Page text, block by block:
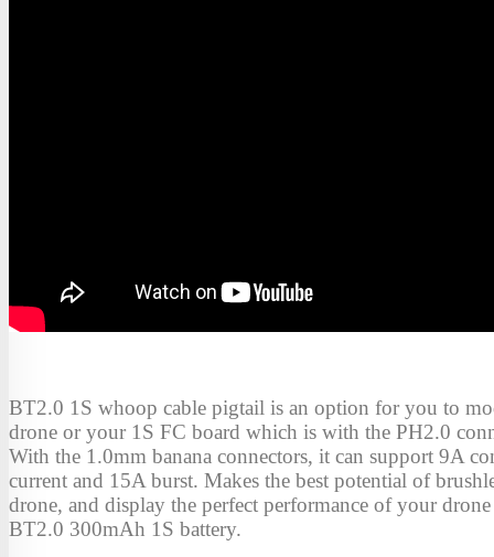
BT2.0 1S whoop cable pigtail is an option for you to
drone or your 1S FC board which is with the PH2.0
With the 1.0mm banana connectors, it can support 9A
current and 15A burst. Makes the best potential of
drone, and display the perfect performance of your
BT2.0 300mAh 1S battery.